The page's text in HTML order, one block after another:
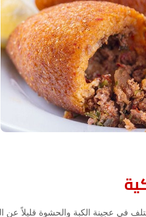
في عجينة الكبة والحشوة قليلاً عن
Ruqyah Shariah
Sihir Jin Yahudi pada
Wanita
a Woman